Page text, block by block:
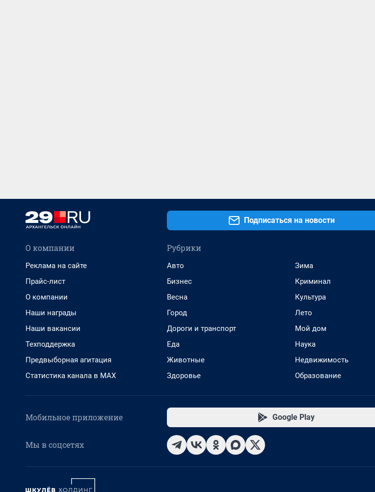
Подписаться на новости
О компании
Реклама на сайте
Прайс-лист
О компании
Наши награды
Наши вакансии
Техподдержка
Предвыборная агитация
Статистика канала в MAX
Рубрики
Авто
Бизнес
Весна
Город
Дороги и транспорт
Еда
Животные
Здоровье
Зима
Криминал
Культура
Лето
Мой дом
Наука
Недвижимость
Образование
Мобильное приложение Google Play
Мы в соцсетях